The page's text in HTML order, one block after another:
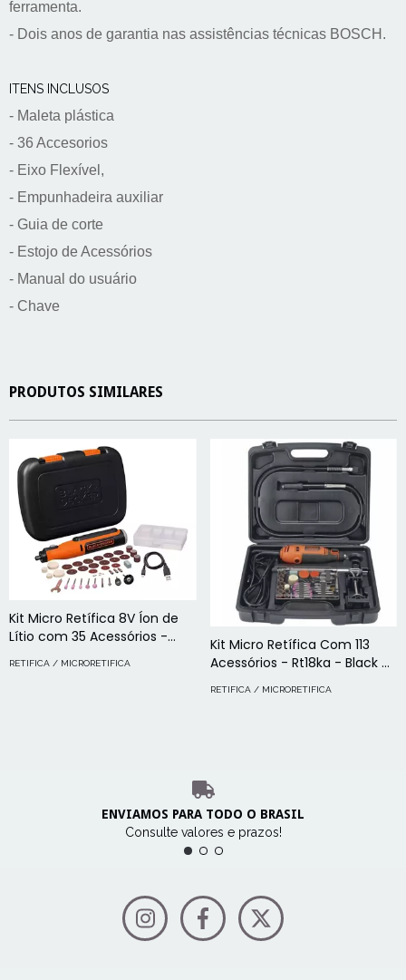
ferramenta.
- Dois anos de garantia nas assistências técnicas BOSCH.
ITENS INCLUSOS
- Maleta plástica
- 36 Accesorios
- Eixo Flexível,
- Empunhadeira auxiliar
- Guia de corte
- Estojo de Acessórios
- Manual do usuário
- Chave
PRODUTOS SIMILARES
Kit Micro Retífica 8V Íon de
Lítio com 35 Acessórios -
RETIFICA / MICRORETIFICA
Kit Micro Retífica Com 113
Acessórios - Rt18ka - Black +
RETIFICA / MICRORETIFICA
ENVIAMOS PARA TODO O BRASIL
Consulte valores e prazos!